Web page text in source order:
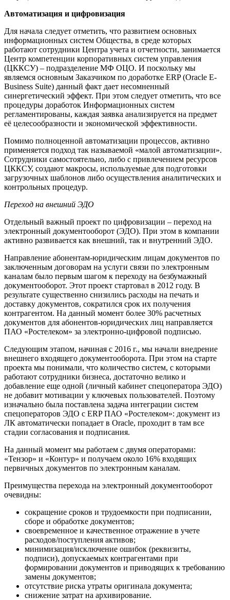
Автоматизация и цифровизация
Для начала следует отметить, что развитием основных
информационных систем Общества, в среде которых
работают сотрудники Центра учета и отчетности, занимается
Центр компетенции корпоративных систем управления
(ЦККСУ) – подразделение МФ ОЦО. И поскольку мы
являемся основным Заказчиком по доработке ERP (Oracle E-
Business Suite) данный факт дает несомненный
синергетический эффект. При этом следует отметить, что все
процедуры доработок Информационных систем
регламентированы, каждая заявка анализируется на предмет
её целесообразности и экономической эффективности.
Помимо полноценной автоматизации процессов, активно
применяется подход так называемой «малой автоматизации».
Сотрудники самостоятельно, либо с привлечением ресурсов
ЦККСУ, создают макросы, используемые для подготовки
загрузочных шаблонов либо осуществления аналитических и
контрольных процедур.
Переход на внешний ЭДО
Отдельный важный проект по цифровизации – переход на
электронный документооборот (ЭДО). При этом в компании
активно развивается как внешний, так и внутренний ЭДО.
Направление абонентам-юридическим лицам документов по
заключенным договорам на услуги связи по электронным
каналам было первым шагом к переходу на безбумажный
документооборот. Этот проект стартовал в 2012 году. В
результате существенно снизились расходы на печать и
доставку документов, сократился срок их получения
контрагентом. На данный момент более 30% расчетных
документов для абонентов-юридических лиц направляется
ПАО «Ростелеком» за электронно-цифровой подписью.
Следующим этапом, начиная с 2016 г., мы начали внедрение
внешнего входящего документооборота. При этом на старте
проекта мы понимали, что количество систем, с которыми
работают сотрудники бизнеса, достаточно велико и
добавление еще одной (личный кабинет спецоператора ЭДО)
не добавит мотивации у ключевых пользователей. Поэтому
изначально была поставлена задача интеграции систем
спецоператоров ЭДО с ERP ПАО «Ростелеком»: документ из
ЛК автоматически попадает в Oracle, проходит в там все
стадии согласования и подписания.
На данный момент мы работаем с двумя операторами:
«Тензор» и «Контур» и получаем около 16% входящих
первичных документов по электронным каналам.
Преимущества перехода на электронный документооборот
очевидны:
сокращение сроков и трудоемкости при подписании,
сборе и обработке документов;
своевременное и качественное отражение в учете
расходов/поступления активов;
минимизация/исключение ошибок (реквизиты,
подписи), допускаемых контрагентами при
формировании документов и приводящих к требованию
замены документов;
отсутствие риска утраты оригинала документа;
снижение затрат на архивирование.